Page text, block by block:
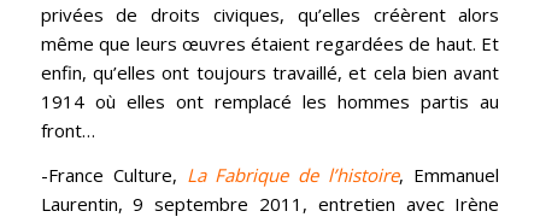
privées de droits civiques, qu’elles créèrent alors
même que leurs œuvres étaient regardées de haut. Et
enfin, qu’elles ont toujours travaillé, et cela bien avant
1914 où elles ont remplacé les hommes partis au
front…
-France Culture, La Fabrique de l’histoire, Emmanuel
Laurentin, 9 septembre 2011, entretien avec Irène